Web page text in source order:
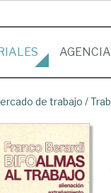
AGENCIA
de trabajo /